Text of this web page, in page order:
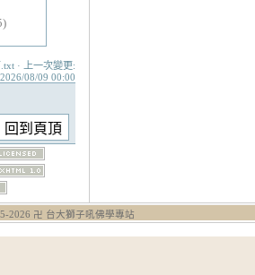
· 上一次變更:
2026/08/09 00:00
2026 卍 台大獅子吼佛學專站